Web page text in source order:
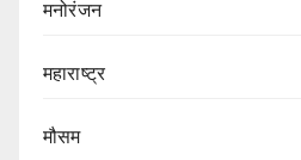
मनोरंजन
महाराष्ट्र
मौसम